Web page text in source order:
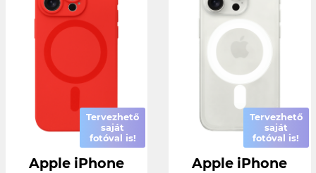
Tervezhető
saját
fotóval is!
Apple iPhone
Tervezhető
saját
fotóval is!
Apple iPhone